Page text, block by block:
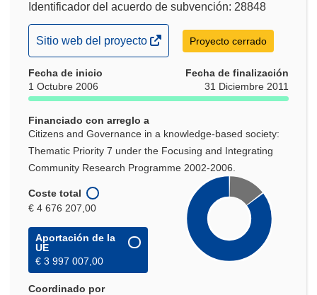
Identificador del acuerdo de subvención: 28848
(se
abrirá
en
una
ventana)
Sitio web del proyecto Proyecto cerrado
Fecha de inicio
1 Octubre 2006
Fecha de finalización
31 Diciembre 2011
Financiado con arreglo a
Citizens and Governance in a knowledge-based society:
Thematic Priority 7 under the Focusing and Integrating
Community Research Programme 2002-2006.
Coste total
€ 4 676 207,00
Aportación de la
UE
€ 3 997 007,00
Coordinado por